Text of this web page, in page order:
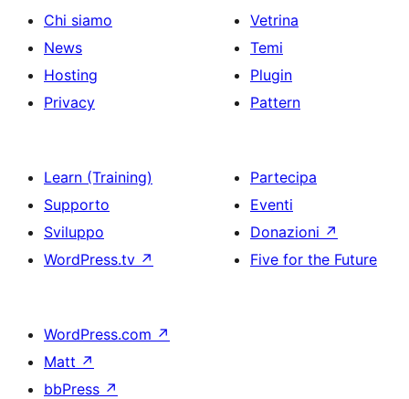
Chi siamo
News
Hosting
Privacy
Vetrina
Temi
Plugin
Pattern
Learn (Training)
Supporto
Sviluppo
WordPress.tv ↗
Partecipa
Eventi
Donazioni ↗
Five for the Future
WordPress.com ↗
Matt ↗
bbPress ↗